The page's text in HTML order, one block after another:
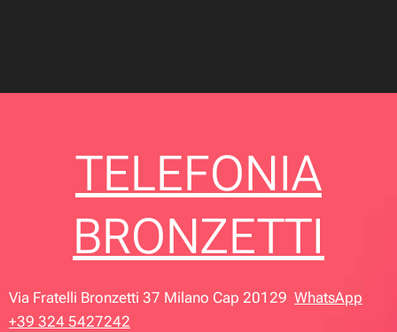
TELEFONIA
BRONZETTI
Via Fratelli Bronzetti 37 Milano Cap 20129 WhatsApp
+39 324 5427242